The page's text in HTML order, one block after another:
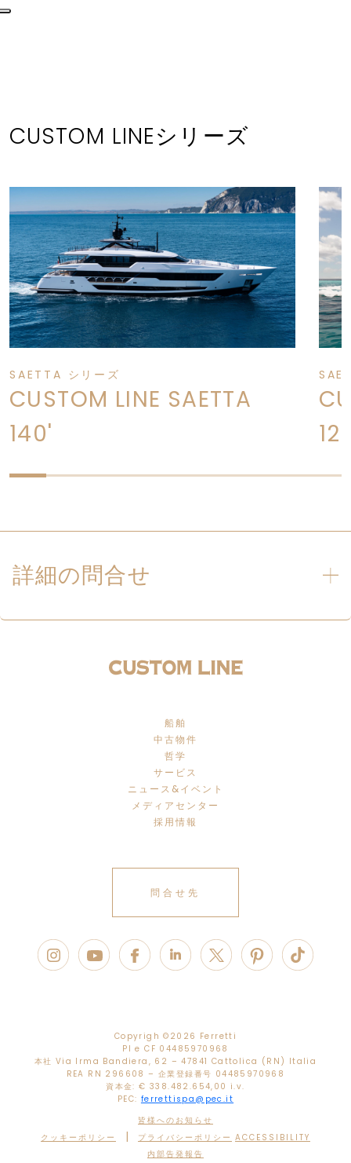
CUSTOM LINEシリーズ
SAETTA シリーズ
CUSTOM LINE SAETTA
140'
詳細の問合せ
船舶
中古物件
哲学
サービス
ニュース&イベント
メディアセンター
採用情報
問合せ先
Copyrigh © 2026 Ferretti
PI e CF 04485970968
本社 Via Irma Bandiera, 62 – 47841 Cattolica (RN) Italia
REA RN 296608 – 企業登録番号 04485970968
資本金: € 338.482.654,00 i.v.
PEC: ferrettispa@pec.it
皆様へのお知らせ
クッキーポリシー
| プライバシーポリシー ACCESSIBILITY
内部告発報告